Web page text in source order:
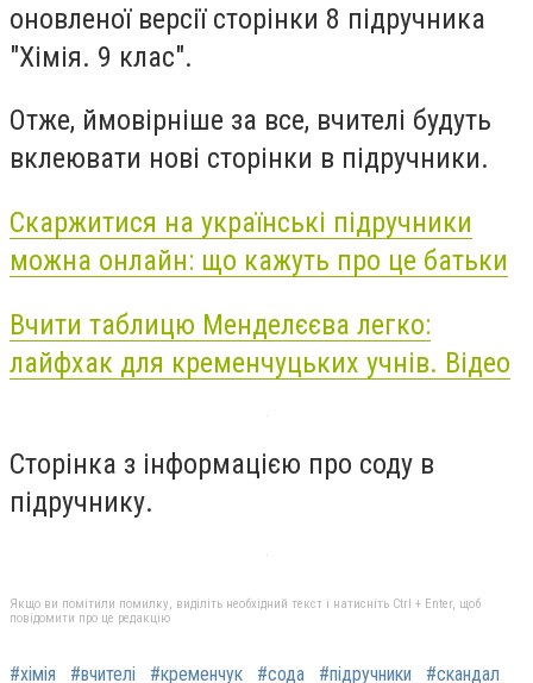
оновленої версії сторінки 8 підручника
"Хімія. 9 клас".
Отже, ймовірніше за все, вчителі будуть
вклеювати нові сторінки в підручники.
Скаржитися на українські підручники
можна онлайн: що кажуть про це батьки
Вчити таблицю Менделєєва легко:
лайфхак для кременчуцьких учнів. Відео
Сторінка з інформацією про соду в
підручнику.
Якщо ви помітили помилку, виділіть необхідний текст і натисніть Ctrl + Enter, щоб
повідомити про це редакцію
#хімія #вчителі #кременчук #сода #підручники #скандал